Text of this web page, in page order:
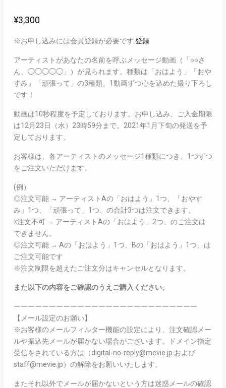
¥3,300
※お申し込みには会員登録が必要です 登録
アーティストがあなたの名前を呼ぶメッセージ動画（「○○さ
ん、◯◯◯◯◯」）が見られます。種類は「おはよう」「おや
すみ」「頑張って」の3種類。1動画ずつ心を込めた撮り下ろし
です！
動画は10秒程度を予定しております。お申し込み、ご入金期限
は12月23日（水）23時59分まで。2021年1月下旬の発送を予
定しております。
お客様は、各アーティストのメッセージ1種類につき、1つずつ
をご注文いただけます。
(例）
◎注文可能 → アーティストAの「おはよう」1つ、「おやす
み」1つ、「頑張って」1つ、の合計3つは注文できます。
☓注文不可 → アーティストAの「おはよう」2つ、のご注文は
できません。
◎注文可能 → Aの「おはよう」1つ、Bの「おはよう」1つ、は
ご注文可能です
※注文制限を超えたご注文分はキャンセルとなります。
また以下の内容をご確認のうえご購入ください。
ーーーーーーーーーーーーーーーーーーーーーーーーーー
【メール設定のお願い】
※お客様のメールフィルター機能の設定により、注文確認メー
ルや振込先メールが届かない場合がございます。ドメイン指定
受信をされている方は（digital-no-reply@mevie.jp および
staff@mevie.jp）の解除をお願いいたします。
またそれ以外でメールが届かないという方は迷惑メールの確認